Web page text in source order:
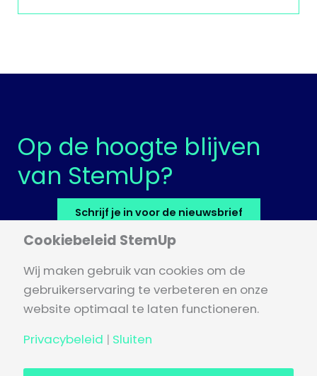
Op de hoogte blijven
van StemUp?
Schrijf je in voor de nieuwsbrief
LinkedIn
Cookies
Privacybeleid
Klachtenprotocol
Cookiebeleid StemUp
Wij maken gebruik van cookies om de
gebruikerservaring te verbeteren en onze
website optimaal te laten functioneren.
Privacybeleid | Sluiten